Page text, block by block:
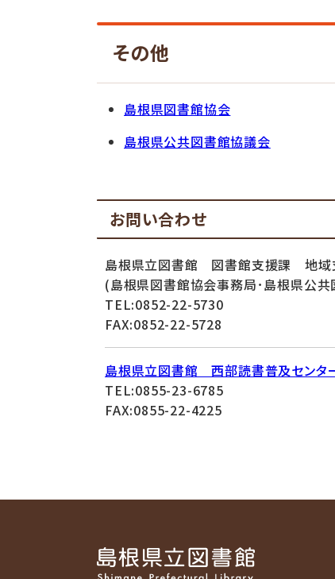
その他
島根県図書館協会
島根県公共図書館協議会
お問い合わせ
島根県立図書館 図書館支援課 地域
(島根県図書館協会事務局･島根県公
TEL:0852-22-5730
FAX:0852-22-5728
島根県立図書館 西部読書普及センタ
TEL:0855-23-6785
FAX:0855-22-4225